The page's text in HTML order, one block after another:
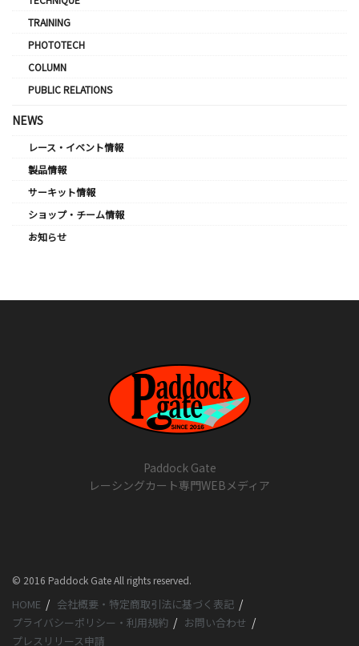
TRAINING
PHOTOTECH
COLUMN
PUBLIC RELATIONS
NEWS
レース・イベント情報
製品情報
サーキット情報
ショップ・チーム情報
お知らせ
Paddock Gate
レーシングカート専門WEBメディア
© 2016 Paddock Gate All rights reserved.
HOME
会社概要・特定商取引法に基づく表記
プライバシーポリシー・利用規約
お問い合わせ
プレスリリース申請